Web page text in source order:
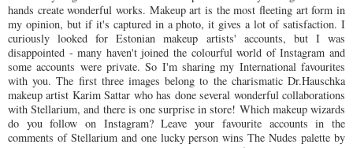
hands create wonderful works. Makeup art is the most fleeting art form in
my opinion, but if it's captured in a photo, it gives a lot of satisfaction. I
curiously looked for Estonian makeup artists' accounts, but I was
disappointed - many haven't joined the colourful world of Instagram and
some accounts were private. So I'm sharing my International favourites
with you. The first three images belong to the charismatic Dr.Hauschka
makeup artist Karim Sattar who has done several wonderful collaborations
with Stellarium, and there is one surprise in store! Which makeup wizards
do you follow on Instagram? Leave your favourite accounts in the
comments of Stellarium and one lucky person wins The Nudes palette by